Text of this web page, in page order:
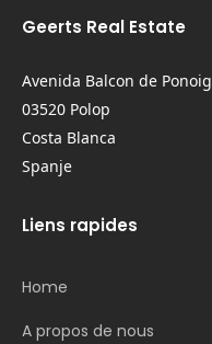
Geerts Real Estate
Avenida Balcon de Ponoig
03520 Polop
Costa Blanca
Spanje
Liens rapides
Home
A propos de nous